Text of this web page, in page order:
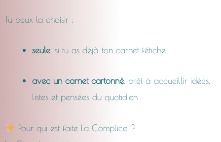
Tu peux la choisir :
seule, si tu as déjà ton carnet fétiche
avec un carnet cartonné, prêt à accueillir idées,
listes et pensées du quotidien
Pour qui est faite La Complice ?